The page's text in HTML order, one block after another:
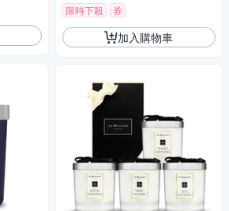
限時下殺 券
加入購物車